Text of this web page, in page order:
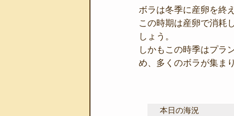
ボラは冬季に産卵を終
この時期は産卵で消耗
しょう。
しかもこの時季はプラ
め、多くのボラが集ま
本日の海況